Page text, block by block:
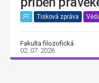
FF Tisková zpráva
Fakulta filozofická
02. 07. 2026